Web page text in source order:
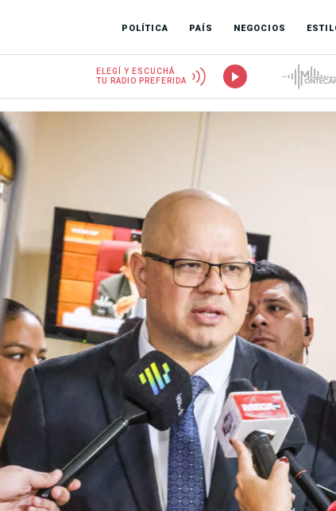
POLÍTICA PAÍS NEGOCIOS
ELEGÍ Y ESCUCHÁ
TU RADIO PREFERIDA